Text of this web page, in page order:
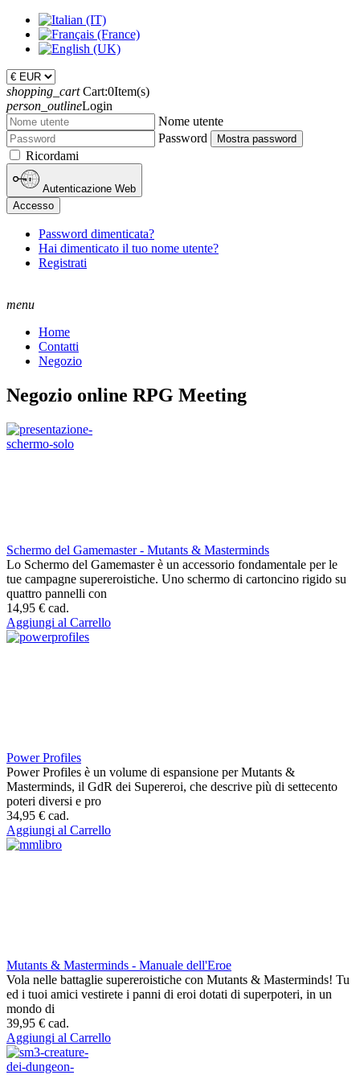
shopping_cart Cart:0Item(s)
person_outlineLogin
Nome utente
Password
Mostra password
Ricordami
Autenticazione Web
Accesso
Password dimenticata?
Hai dimenticato il tuo nome utente?
Registrati
menu
Home
Contatti
Negozio
Negozio online RPG Meeting
Schermo del Gamemaster - Mutants & Masterminds
Lo Schermo del Gamemaster è un accessorio fondamentale per le
tue campagne supereroistiche. Uno schermo di cartoncino rigido su
quattro pannelli con
14,95 € cad.
Aggiungi al Carrello
Power Profiles
Power Profiles è un volume di espansione per Mutants &
Masterminds, il GdR dei Supereroi, che descrive più di settecento
poteri diversi e pro
34,95 € cad.
Aggiungi al Carrello
Mutants & Masterminds - Manuale dell'Eroe
Vola nelle battaglie supereroistiche con Mutants & Masterminds! Tu
ed i tuoi amici vestirete i panni di eroi dotati di superpoteri, in un
mondo di
39,95 € cad.
Aggiungi al Carrello